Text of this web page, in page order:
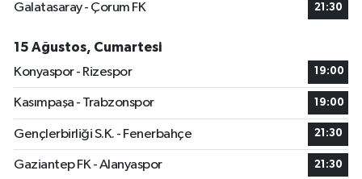
Galatasaray - Çorum FK
21:30
15 Ağustos, Cumartesi
Konyaspor - Rizespor
19:00
Kasımpaşa - Trabzonspor 19:00
Gençlerbirliği S.K. - Fenerbahçe 21:30
Gaziantep FK - Alanyaspor 21:30